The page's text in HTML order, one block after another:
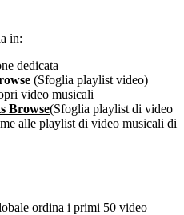
in:
dedicata
(Sfoglia playlist video)
video musicali
Browse(Sfoglia playlist di video
alle playlist di video musicali di
ordina i primi 50 video